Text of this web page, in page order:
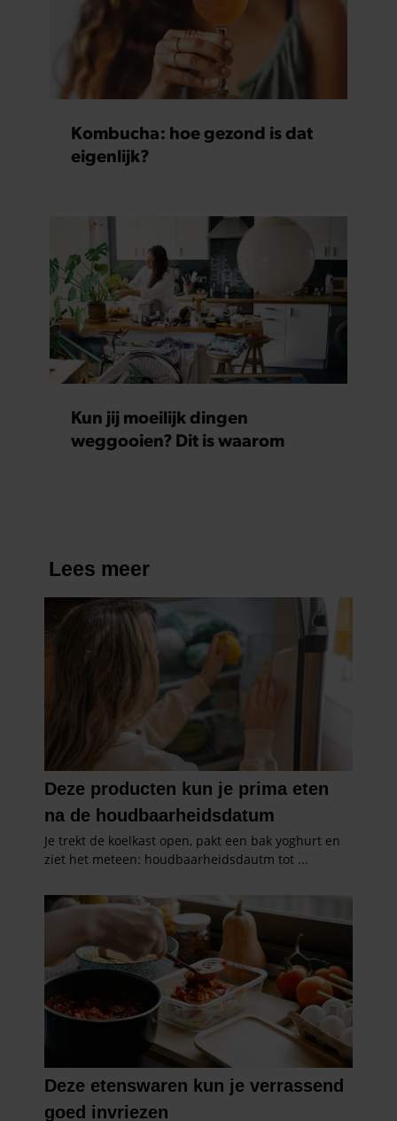
partners kunnen deze gegevens combineren met andere
informatie die u aan ze heeft verstrekt of die ze hebben
verzameld op basis van uw gebruik van hun services. U
gaat akkoord met onze cookies als u onze website blijft
gebruiken.
Kombucha: hoe gezond is dat
eigenlijk?
Kun jij moeilijk dingen
weggooien? Dit is waarom